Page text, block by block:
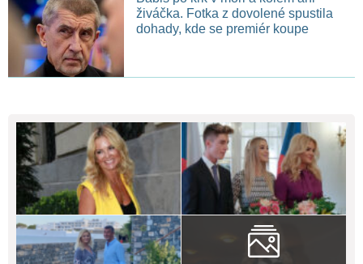
živáčka. Fotka z dovolené spustila
dohady, kde se premiér koupe